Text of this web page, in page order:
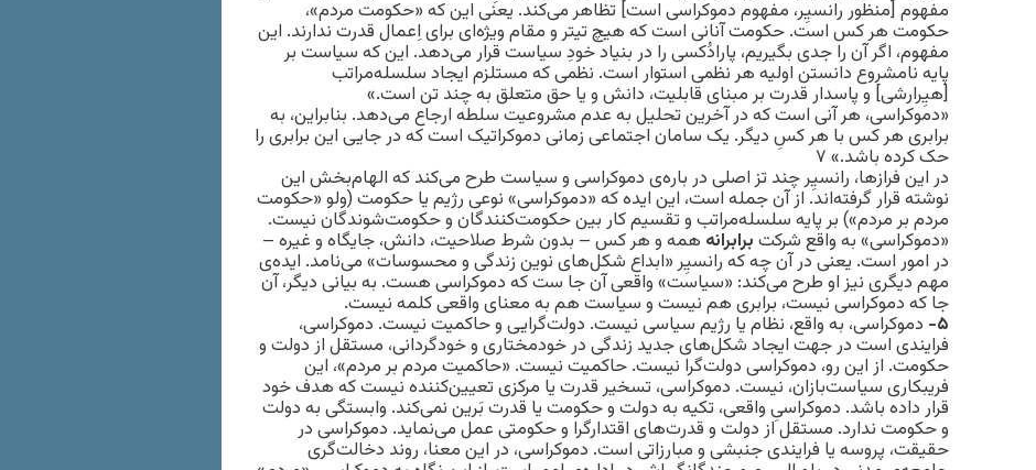
مفهوم [منظور رانسیِر، مفهوم دموکراسی است] تظاهر می‌کند. یعنی این که «حکومت مردم»،
حکومت هر کس است. حکومت آنانی است که هیچ تیتر و مقام ویژه‌ای برای اِعمال قدرت ندارند. این
مفهوم، اگر آن را جدی بگیریم، پارادُکسی را در بنیاد خودِ سیاست قرار می‌دهد. این که سیاست بر
پایه‌ نامشروع دانستن اولیه هر نظمی استوار است. نظمی که مستلزم ایجاد سلسله‌مراتب
[هیِرارشی] و پاسدار قدرت بر مبنای قابلیت، دانش و یا حق متعلق به چند تن است.»
«دموکراسی، هر آنی است که در آخرین تحلیل به عدم مشروعیت سلطه ارجاع می‌دهد. بنابراین، به
برابری هر کس با هر کسِ دیگر. یک سامان اجتماعی زمانی دموکراتیک است که در جایی این برابری را
حک کرده باشد.» ۷
در این فرازها، رانسیِر چند تز اصلی در باره‌ی دموکراسی و سیاست طرح می‌کند که الهام‌بخش این
نوشته قرار گرفته‌‌اند. از آن جمله است، این ایده که «دموکراسی» نوعی رژیم یا حکومت (ولو «حکومت
مردم بر مردم») بر پایه سلسله‌مراتب و تقسیم کار بین حکومت‌کنندگان و حکومت‌شوندگان نیست.
«دموکراسی» به واقع شرکتبرابرانه همه و هر کس – بدون شرط صلاحیت، دانش، جایگاه و غیره –
در امور است. یعنی در آن چه که رانسیِر «ابداع شکل‌های نوین زندگی و محسوسات» می‌نامد. ایده‌ی
مهم دیگری نیز او طرح می‌کند: «سیاست» واقعی آن جا ست که دموکراسی هست. به بیانی دیگر، آن
جا که دموکراسی نیست، برابری هم نیست و سیاست هم به معنای واقعی کلمه نیست.
۵- دموکراسی، به واقع، نظام یا رژیم سیاسی نیست. دولت‌گرایی و حاکمیت نیست. دموکراسی،
فرایندی است در جهت ایجاد شکل‌های جدید زندگی در خودمختاری و خودگردانی، مستقل از دولت و
حکومت. از این رو، دموکراسی دولت‌گرا نیست. حاکمیت نیست. «حاکمیت مردم بر مردم»، این
فریبکاری سیاست‌بازان، نیست. دموکراسی، تسخیر قدرت یا مرکزی تعیین‌کننده نیست که هدف خود
قرار داده باشد. دموکراسیِ واقعی، تکیه به دولت و حکومت یا قدرت بَرین نمی‌کند. وابستگی به دولت
و حکومت ندارد. مستقل از دولت و قدرت‌های اقتدارگرا و حکومتی عمل می‌نماید. دموکراسی در
حقیقت، پروسه یا فرایندی جنبشی و مبارزاتی است. دموکراسی، در این معنا، روند دخالت‌گری